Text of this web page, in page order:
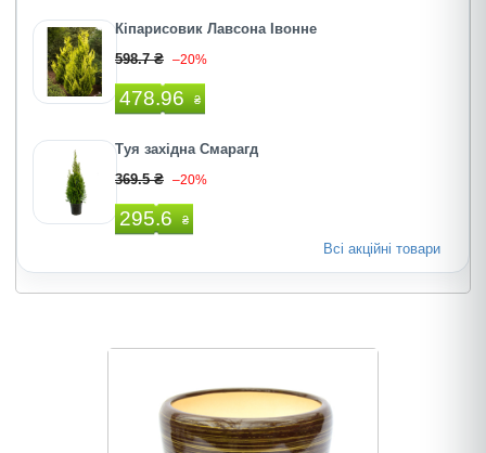
Кіпарисовик Лавсона Івонне
598.7 ₴ –20%
478.96 ₴
Туя західна Смарагд
369.5 ₴ –20%
295.6 ₴
Всі акційні товари